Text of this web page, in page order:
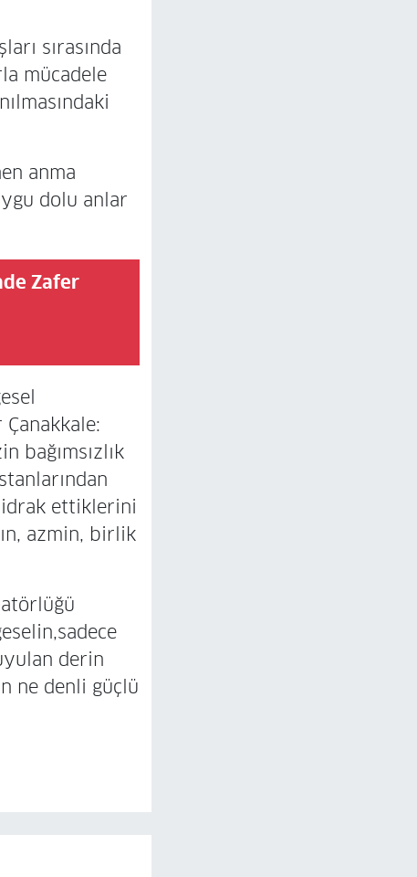
sırasında
mücadele
anma
dolu anlar
Zafer
bağımsızlık
idrak ettiklerini
azmin, birlik
derin
ne denli güçlü